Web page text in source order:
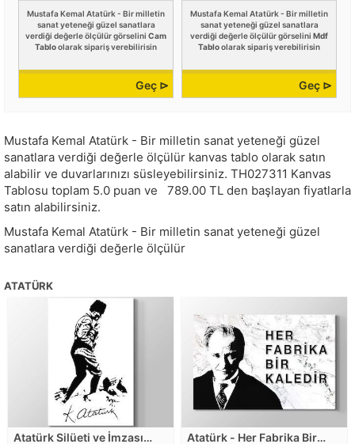
Mustafa Kemal Atatürk - Bir milletin
sanat yeteneği güzel sanatlara
verdiği değerle ölçülür görselini Cam
Tabloolarak sipariş verebilirisin
Geç ⊳
Mustafa Kemal Atatürk - Bir milletin
sanat yeteneği güzel sanatlara
verdiği değerle ölçülür görselini Mdf
Tabloolarak sipariş verebilirisin
Geç ⊳
Mustafa Kemal Atatürk - Bir milletin sanat yeteneği güzel
sanatlara verdiği değerle ölçülür kanvas tablo olarak satın
alabilir ve duvarlarınızı süsleyebilirsiniz. TH027311 Kanvas
Tablosu toplam 5.0 puan ve 789.00 TL den başlayan fiyatlarla
satın alabilirsiniz.
Mustafa Kemal Atatürk - Bir milletin sanat yeteneği güzel
sanatlara verdiği değerle ölçülür
ATATÜRK
Atatürk Silüeti ve İmzası Atatürk - Her Fabrika Bir